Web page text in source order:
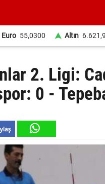
Euro 55,0300 Altın
2. Ligi:
0 -